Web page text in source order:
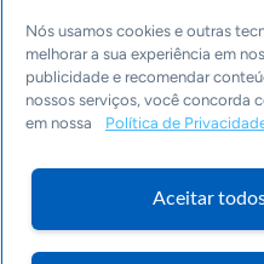
Últimas notícias
Entre em contato
Editorias
Economia & Política
Inovação &
Cultura
Dados
Arquivo
Nós usamos cookies e outras
melhorar a sua experiência em
publicidade e recomendar
nossos serviços, você concorda
em nossa
Política de
Aceitar